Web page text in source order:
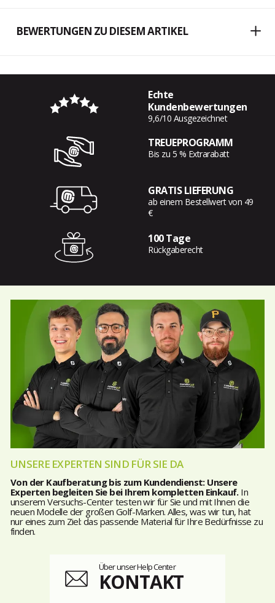
BEWERTUNGEN ZU DIESEM ARTIKEL
Echte
Kundenbewertungen
9,6/10 Ausgezeichnet
TREUEPROGRAMM
Bis zu 5 % Extrarabatt
GRATIS LIEFERUNG
ab einem Bestellwert von 49
€
100 Tage
Rückgaberecht
UNSERE EXPERTEN SIND FÜR SIE DA
Von der Kaufberatung bis zum Kundendienst: Unsere
Experten begleiten Sie bei Ihrem kompletten Einkauf.In
unserem Versuchs-Center testen wir für Sie und mit Ihnen die
neuen Modelle der großen Golf-Marken. Alles, was wir tun, hat
nur eines zum Ziel: das passende Material für Ihre Bedürfnisse zu
finden.
Über unser Help Center
KONTAKT